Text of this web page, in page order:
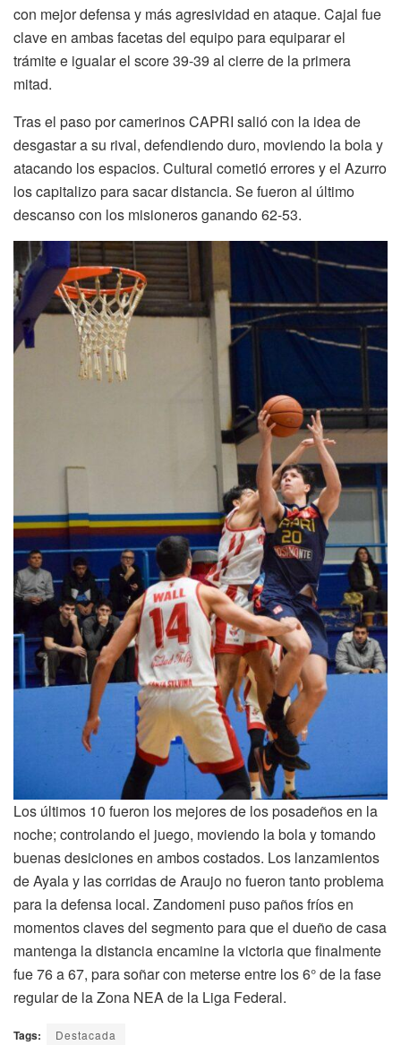
con mejor defensa y más agresividad en ataque. Cajal fue
clave en ambas facetas del equipo para equiparar el
trámite e igualar el score 39-39 al cierre de la primera
mitad.
Tras el paso por camerinos CAPRI salió con la idea de
desgastar a su rival, defendiendo duro, moviendo la bola y
atacando los espacios. Cultural cometió errores y el Azurro
los capitalizo para sacar distancia. Se fueron al último
descanso con los misioneros ganando 62-53.
Los últimos 10 fueron los mejores de los posadeños en la
noche; controlando el juego, moviendo la bola y tomando
buenas desiciones en ambos costados. Los lanzamientos
de Ayala y las corridas de Araujo no fueron tanto problema
para la defensa local. Zandomeni puso paños fríos en
momentos claves del segmento para que el dueño de casa
mantenga la distancia encamine la victoria que finalmente
fue 76 a 67, para soñar con meterse entre los 6° de la fase
regular de la Zona NEA de la Liga Federal.
Tags: Destacada